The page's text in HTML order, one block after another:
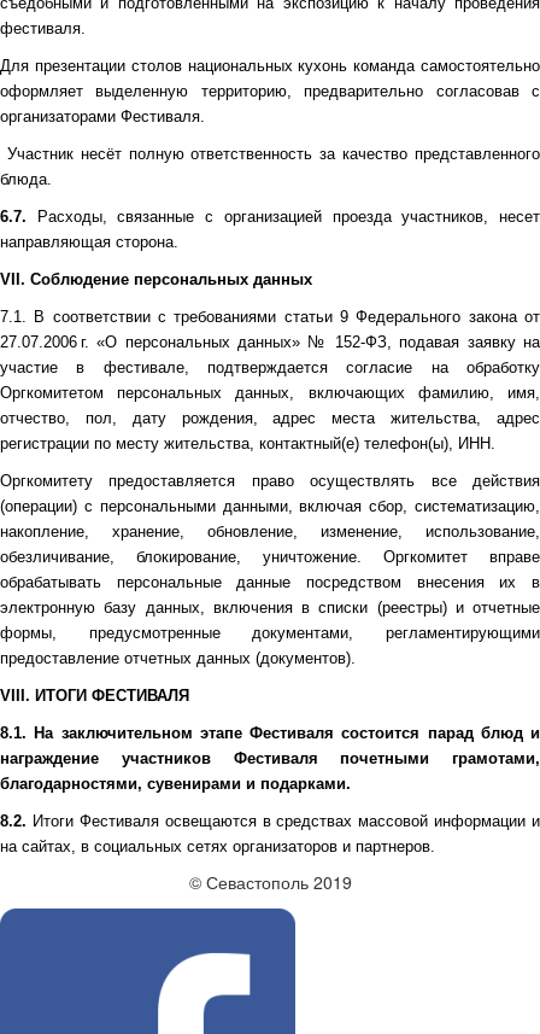
фестиваля.
Для презентации столов национальных кухонь команда самостоятельно
оформляет выделенную территорию, предварительно согласовав с
организаторами Фестиваля.
Участник несёт полную ответственность за качество представленного
блюда.
6.7.
Расходы, связанные с организацией проезда участников, несет
направляющая сторона.
VII. Соблюдение персональных данных
7.1. В соответствии с требованиями статьи 9 Федерального закона от
27.07.2006 г. «О персональных данных» № 152-ФЗ, подавая заявку на
участие в фестивале, подтверждается согласие на обработку
Оргкомитетом персональных данных, включающих фамилию, имя,
отчество, пол, дату рождения, адрес места жительства, адрес
регистрации по месту жительства, контактный(е) телефон(ы), ИНН.
Оргкомитету предоставляется право осуществлять все действия
(операции) с персональными данными, включая сбор, систематизацию,
накопление, хранение, обновление, изменение, использование,
обезличивание, блокирование, уничтожение. Оргкомитет вправе
обрабатывать персональные данные посредством внесения их в
электронную базу данных, включения в списки (реестры) и отчетные
формы, предусмотренные документами, регламентирующими
предоставление отчетных данных (документов).
VIII. ИТОГИ ФЕСТИВАЛЯ
8.1. На заключительном этапе Фестиваля состоится парад блюд и
награждение участников Фестиваля почетными грамотами,
благодарностями, сувенирами и подарками.
8.2. Итоги Фестиваля освещаются в средствах массовой информации и
на сайтах, в социальных сетях организаторов и партнеров.
© Севастополь 2019